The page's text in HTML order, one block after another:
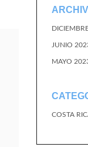
JUNIO
MAYO
COSTA